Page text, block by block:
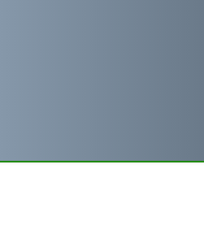
clicca e contattaci su WHATSAPP